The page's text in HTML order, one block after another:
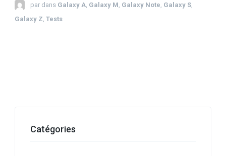
par dans Galaxy A Galaxy M Galaxy Note Galaxy S
Galaxy Z Tests
Catégories